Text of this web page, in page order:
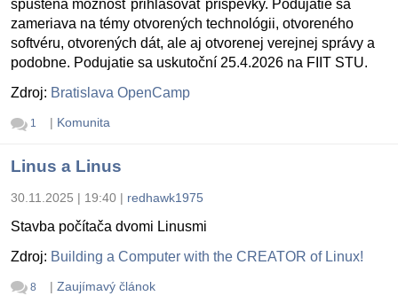
spustená možnosť prihlasovať príspevky. Podujatie sa
zameriava na témy otvorených technológii, otvoreného
softvéru, otvorených dát, ale aj otvorenej verejnej správy a
podobne. Podujatie sa uskutoční 25.4.2026 na FIIT STU.
Zdroj: Bratislava OpenCamp
1 | Komunita
Linus a Linus
30.11.2025 | 19:40 | redhawk1975
Stavba počítača dvomi Linusmi
Zdroj: Building a Computer with the CREATOR of Linux!
8 | Zaujímavý článok